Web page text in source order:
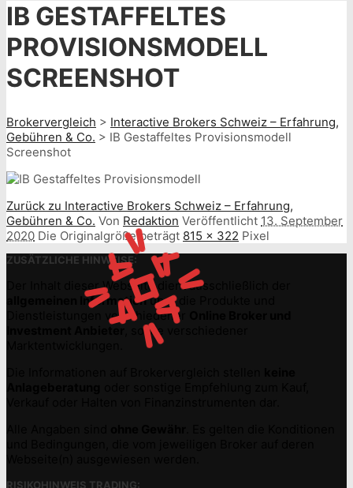
IB GESTAFFELTES
PROVISIONSMODELL
SCREENSHOT
Brokervergleich > Interactive Brokers Schweiz – Erfahrung,
Gebühren & Co. > IB Gestaffeltes Provisionsmodell
Screenshot
Zurück zu Interactive Brokers Schweiz – Erfahrung,
Gebühren & Co. Von Redaktion Veröffentlicht 13. September
2020 Die Originalgröße beträgt 815 × 322 Pixel
ZUSÄTZLICHE HINWEISE:
Der Inhalt dieser Webseite dient ausschließlich der
allgemeinen Informationüber die Produkte und
Dienstleistungen verschiedener
, sowie verschiedener
RISIKOHINWEIS TRADING: